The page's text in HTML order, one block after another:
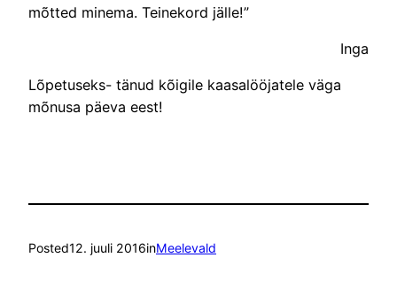
mõtted minema. Teinekord jälle!”
Inga
Lõpetuseks- tänud kõigile kaasalööjatele väga
mõnusa päeva eest!
Posted12. juuli 2016inMeelevald